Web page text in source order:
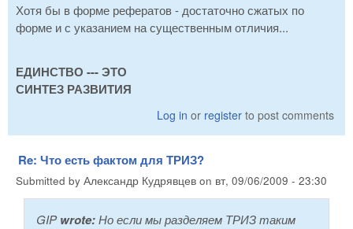
Хотя бы в форме рефератов - достаточно сжатых по
форме и с указанием на существенным отличия...
ЕДИНСТВО --- ЭТО
СИНТЕЗ РАЗВИТИЯ
Log in or register to post comments
Re: Что есть фактом для ТРИЗ?
Submitted by Александр Кудрявцев on вт, 09/06/2009 - 23:30
GIPwrote:Но если мы разделяем ТРИЗ таким